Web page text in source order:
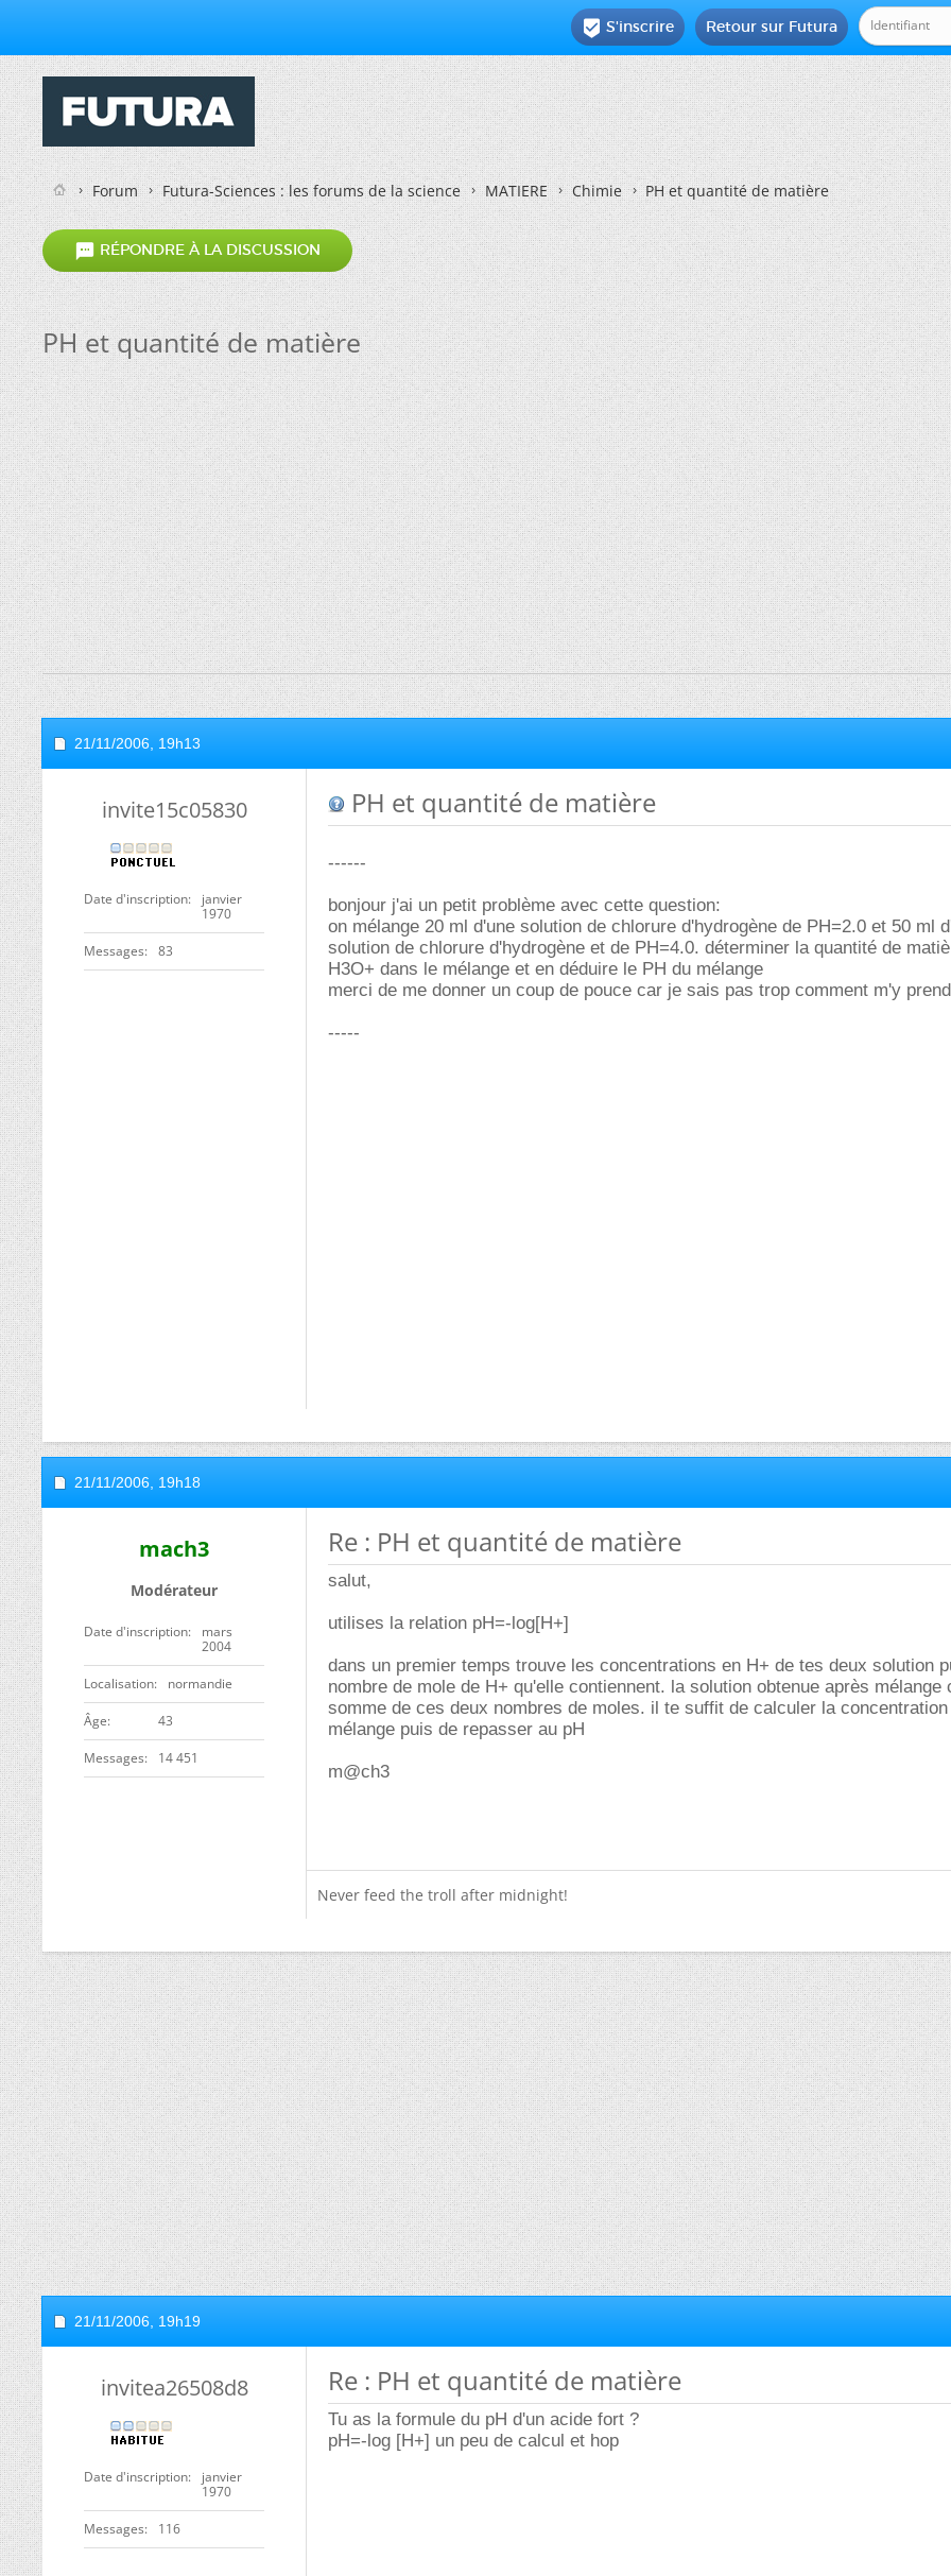
Retour sur Futura
 S'inscrire
Forum Futura-Sciences : les forums de la science MATIERE Chimie PH et quantité de matière
 RÉPONDRE À LA DISCUSSION
PH et quantité de matière
21/11/2006, 19h13
invite15c05830
Date d'inscription
janvier
1970
Messages 83
PH et quantité de matière
------
bonjour j'ai un petit problème avec cette question:
on mélange 20 ml d'une solution de chlorure d'hydrogène de PH=2.0 et 50 ml
solution de chlorure d'hydrogène et de PH=4.0. déterminer la quantité de
H3O+ dans le mélange et en déduire le PH du mélange
merci de me donner un coup de pouce car je sais pas trop comment m'y
-----
21/11/2006, 19h18
mach3
Modérateur
Date d'inscription
mars
2004
Localisation normandie
ge 43
Messages 14 451
Re : PH et quantité de matière
salut,
utilises la relation pH=-log[H+]
dans un premier temps trouve les concentrations en H+ de tes deux solution
nombre de mole de H+ qu'elle contiennent. la solution obtenue après mélange
somme de ces deux nombres de moles. il te suffit de calculer la
mélange puis de repasser au pH
m@ch3
Never feed the troll after midnight!
21/11/2006, 19h19
invitea26508d8
Date d'inscription
janvier
1970
Messages 116
Re : PH et quantité de matière
Tu as la formule du pH d'un acide fort ?
pH=-log [H+] un peu de calcul et hop